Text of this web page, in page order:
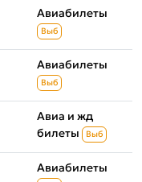
Авиабилеты
Выб
Авиабилеты
Выб
Авиа и жд
билеты
Выб
Авиабилеты